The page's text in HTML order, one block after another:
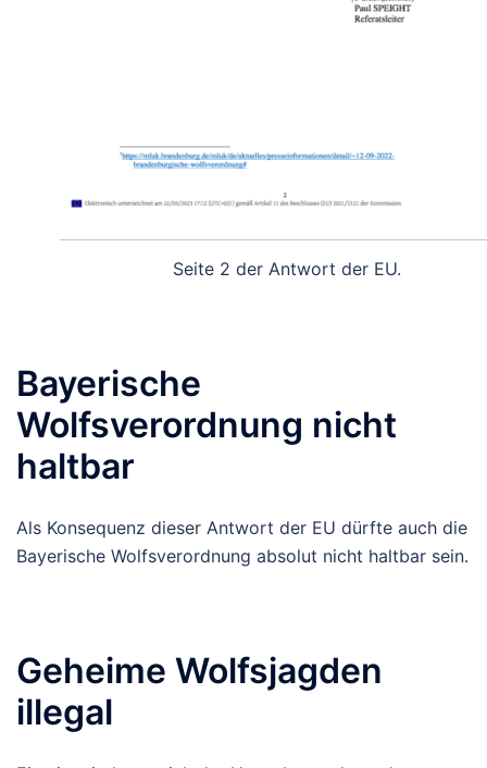
Seite 2 der Antwort der EU.
Bayerische
Wolfsverordnung nicht
haltbar
Als Konsequenz dieser Antwort der EU dürfte auch die
Bayerische Wolfsverordnung absolut nicht haltbar sein.
Geheime Wolfsjagden
illegal